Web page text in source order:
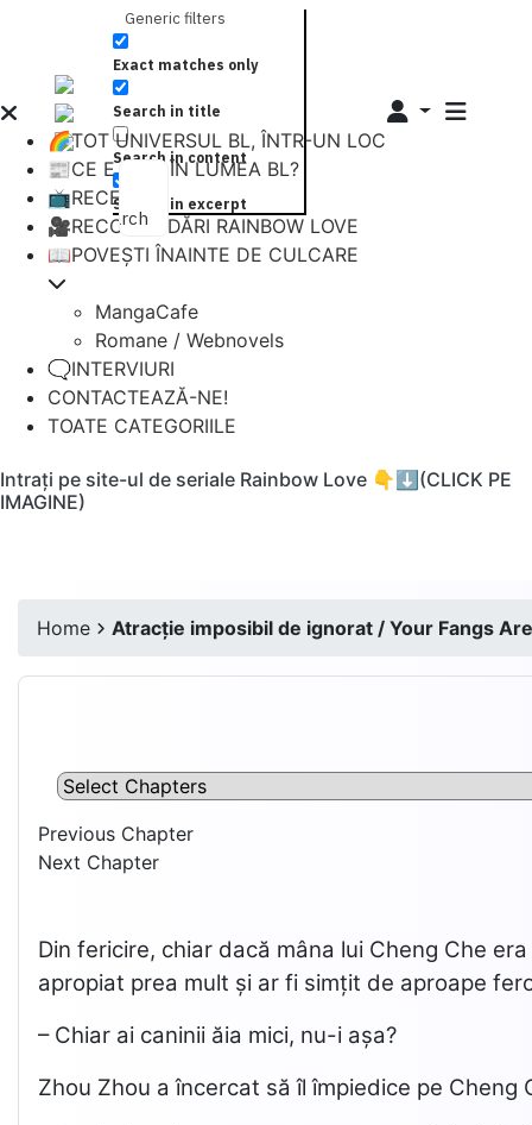
Search
Generic filters
Exact matches only
Search in title
Search in content
Search in excerpt
🌈TOT UNIVERSUL BL, ÎNTR-UN LOC
📰CE E NOU ÎN LUMEA BL?
📺RECENZII
🎥RECOMANDĂRI RAINBOW LOVE
📖POVEȘTI ÎNAINTE DE CULCARE
MangaCafe
Romane / Webnovels
🗨️INTERVIURI
CONTACTEAZĂ-NE!
TOATE CATEGORIILE
Intrați pe site-ul de seriale Rainbow Love 👇⬇️(CLICK PE
IMAGINE)
Home Atracție imposibil de ignorat / Your Fangs
Previous Chapter
Next Chapter
Din fericire, chiar dacă mâna lui Cheng Che
apropiat prea mult și ar fi simțit de aproape
– Chiar ai caninii ăia mici, nu-i așa?
Zhou Zhou a încercat să îl împiedice pe